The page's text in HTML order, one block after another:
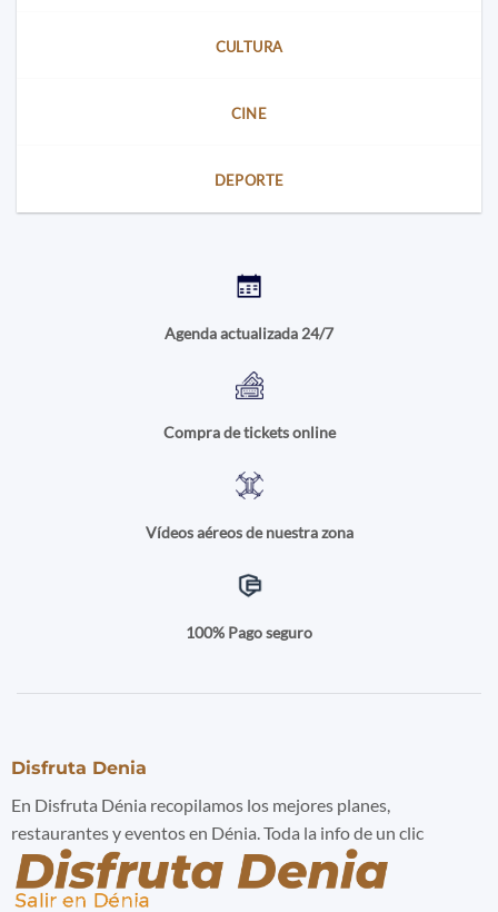
CULTURA
CINE
DEPORTE
Agenda actualizada 24/7
Compra de tickets online
Vídeos aéreos de nuestra zona
100% Pago seguro
Disfruta Denia
En Disfruta Dénia recopilamos los mejores planes,
restaurantes y eventos en Dénia. Toda la info de un clic